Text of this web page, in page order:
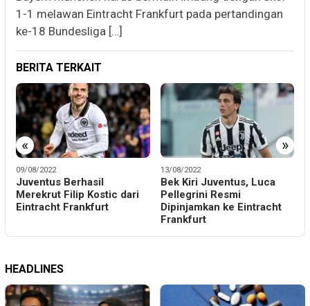
1-1 melawan Eintracht Frankfurt pada pertandingan
ke-18 Bundesliga […]
BERITA TERKAIT
« »
09/08/2022
Juventus Berhasil
Merekrut Filip Kostic dari
Eintracht Frankfurt
13/08/2022
Bek Kiri Juventus, Luca
Pellegrini Resmi
Dipinjamkan ke Eintracht
Frankfurt
HEADLINES